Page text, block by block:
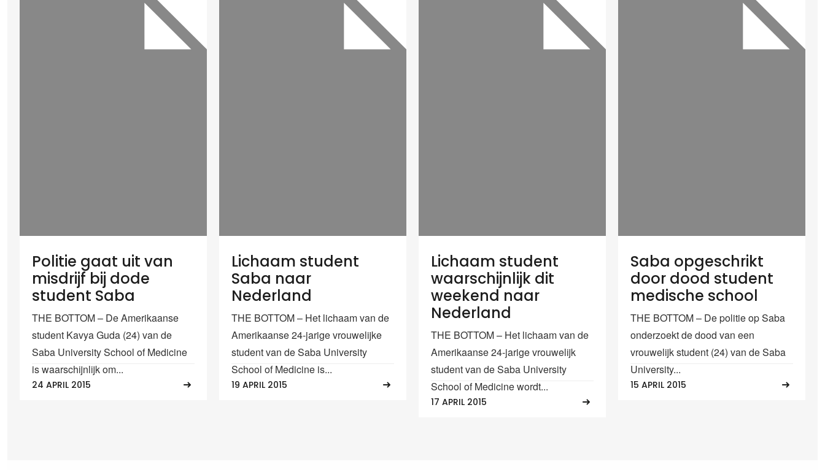
Politie gaat uit van
misdrijf bij dode
student Saba
THE BOTTOM – De Amerikaanse
student Kavya Guda (24) van de
Saba University School of Medicine
is waarschijnlijk om...
24 APRIL 2015
Lichaam student
Saba naar
Nederland
THE BOTTOM – Het lichaam van de
Amerikaanse 24-jarige vrouwelijke
student van de Saba University
School of Medicine is...
19 APRIL 2015
Lichaam student
waarschijnlijk dit
weekend naar
Nederland
THE BOTTOM – Het lichaam van de
Amerikaanse 24-jarige vrouwelijk
student van de Saba University
School of Medicine wordt...
17 APRIL 2015
Saba opgeschrikt
door dood student
medische school
THE BOTTOM – De politie op Saba
onderzoekt de dood van een
vrouwelijk student (24) van de Saba
University...
15 APRIL 2015